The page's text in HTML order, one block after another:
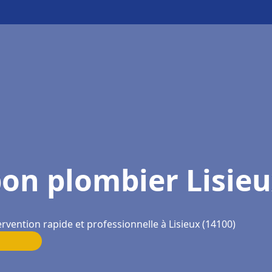
plombier
rapide et professionnelle à Lisieux (14100)